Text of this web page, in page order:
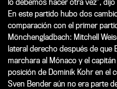
lo debemos hacer otra vez”,
En este partido hubo dos
comparación con el primer
Mönchengladbach: Mitchell
lateral derecho después de que
marchara al Mónaco y el
posición de Dominik Kohr en el
Sven Bender aún no era parte